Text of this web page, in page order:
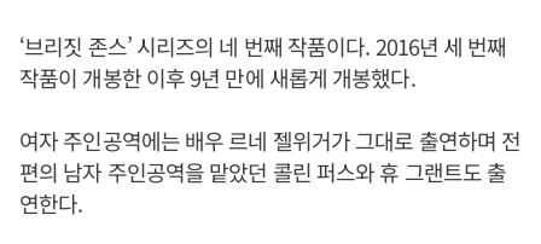
‘브리짓 존스’ 시리즈의 네 번째 작품이다. 2016년 세 번째
작품이 개봉한 이후 9년 만에 새롭게 개봉했다.
여자 주인공역에는 배우 르네 젤위거가 그대로 출연하며 전
편의 남자 주인공역을 맡았던 콜린 퍼스와 휴 그랜트도 출
연한다.